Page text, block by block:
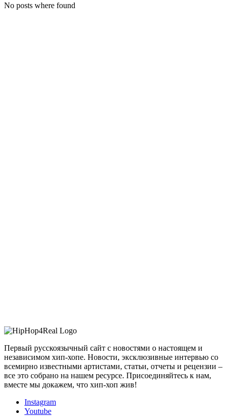
No posts where found
Первый русскоязычный сайт с новостями о настоящем и
независимом хип-хопе. Новости, эксклюзивные интервью со
всемирно известными артистами, статьи, отчеты и рецензии –
все это собрано на нашем ресурсе. Присоединяйтесь к нам,
вместе мы докажем, что хип-хоп жив!
Instagram
Youtube